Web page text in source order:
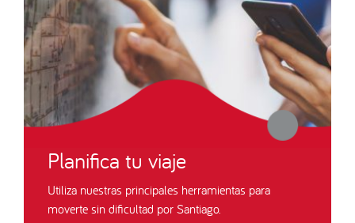
Planifica tu viaje
Utiliza nuestras principales herramientas para
moverte sin dificultad por Santiago.